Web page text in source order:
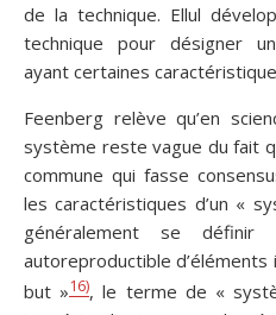
de la technique. Ellul
technique pour désigner
ayant certaines
Feenberg relève qu’en
système reste vague du fait
commune qui fasse
les caractéristiques d’un «
généralement se
autoreproductible
but »16), le terme de «